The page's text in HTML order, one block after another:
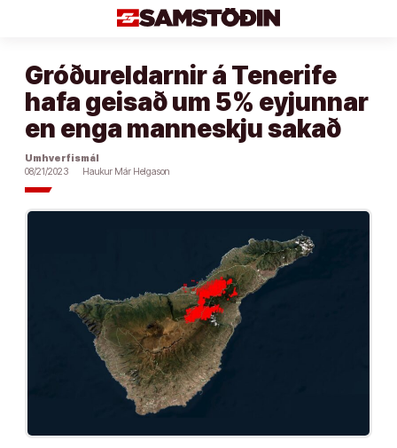
Gróðureldarnir á Tenerife
hafa geisað um 5% eyjunnar
en enga manneskju sakað
Umhverfismál
08/21/2023
Haukur Már Helgason